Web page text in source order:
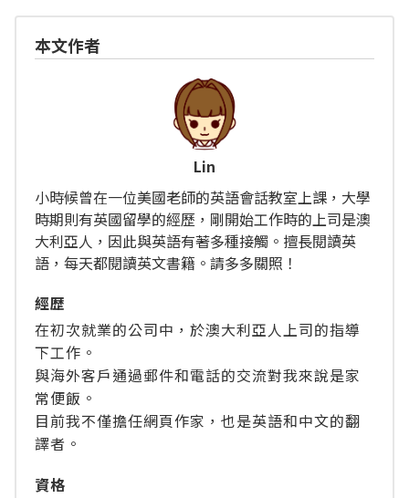
本文作者
Lin
小時候曾在一位美國老師的英語會話教室上課，大學
時期則有英國留學的經歷，剛開始工作時的上司是澳
大利亞人，因此與英語有著多種接觸。擅長閱讀英
語，每天都閱讀英文書籍。請多多關照！
經歴
在初次就業的公司中，於澳大利亞人上司的指導
下工作。
與海外客戶通過郵件和電話的交流對我來說是家
常便飯。
目前我不僅擔任網頁作家，也是英語和中文的翻
譯者。
資格